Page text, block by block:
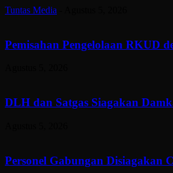
Tuntas Media
Pemisahan Pengelolaan RKUD
DLH dan Satgas Siagakan
Personel Gabungan Disiagakan